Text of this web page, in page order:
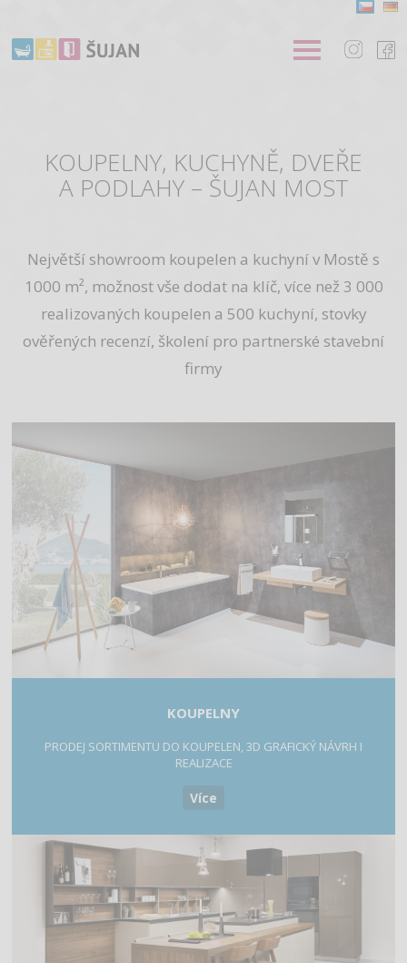
KOUPELNY, KUCHYNĚ, DVEŘE
A PODLAHY – ŠUJAN MOST
Největší showroom koupelen a kuchyní v Mostě s
1000 m², možnost vše dodat na klíč, více než 3 000
realizovaných koupelen a 500 kuchyní, stovky
ověřených recenzí, školení pro partnerské stavební
firmy
KOUPELNY
PRODEJ SORTIMENTU DO KOUPELEN, 3D GRAFICKÝ NÁVRH I
REALIZACE
Více